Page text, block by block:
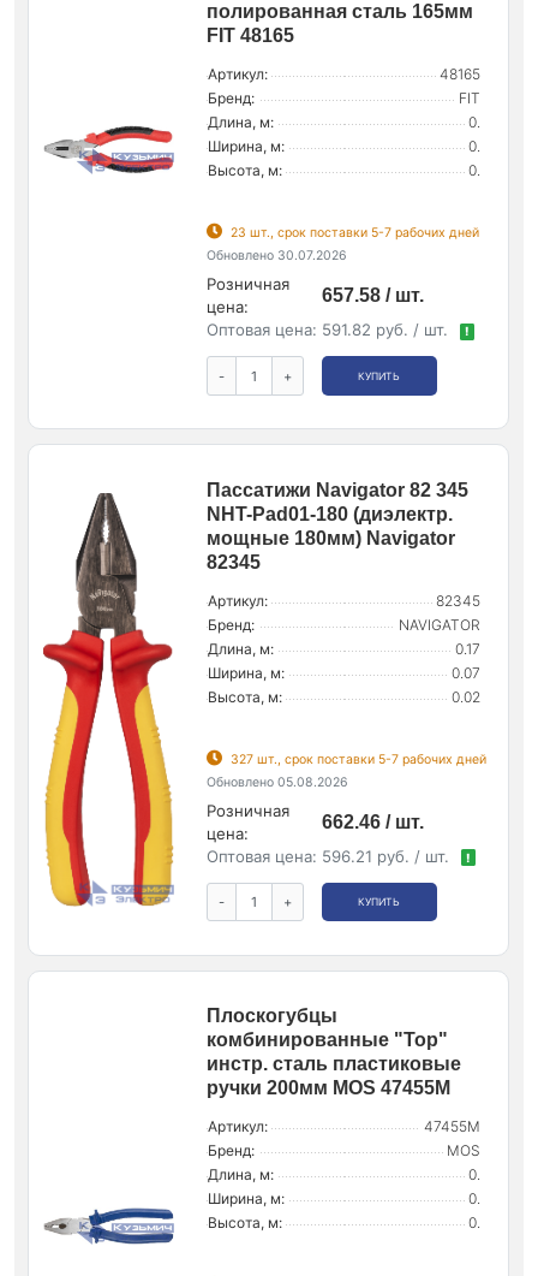
полированная сталь 165мм
FIT 48165
Артикул:
48165
Бренд:
FIT
Длина, м:
0.
Ширина, м:
0.
Высота, м:
0.
23 шт., срок поставки 5-7 рабочих дней
Обновлено 30.07.2026
Розничная
цена:
657.58 / шт.
Оптовая цена: 591.82 руб. / шт. !
- + КУПИТЬ
Пассатижи Navigator 82 345
NHT-Pad01-180 (диэлектр.
мощные 180мм) Navigator
82345
Артикул:
82345
Бренд:
NAVIGATOR
Длина, м:
0.17
Ширина, м:
0.07
Высота, м:
0.02
327 шт., срок поставки 5-7 рабочих дней
Обновлено 05.08.2026
Розничная
цена:
662.46 / шт.
Оптовая цена: 596.21 руб. / шт. !
- + КУПИТЬ
Плоскогубцы
комбинированные "Тор"
инстр. сталь пластиковые
ручки 200мм MOS 47455М
Артикул:
47455М
Бренд:
MOS
Длина, м:
0.
Ширина, м:
0.
Высота, м:
0.